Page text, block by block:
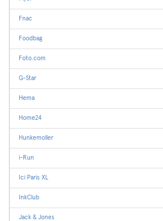
Fnac
Foodbag
Foto.com
G-Star
Hema
Home24
Hunkemoller
i-Run
Ici Paris XL
InkClub
Jack & Jones